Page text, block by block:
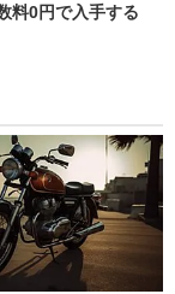
料0円で入手する